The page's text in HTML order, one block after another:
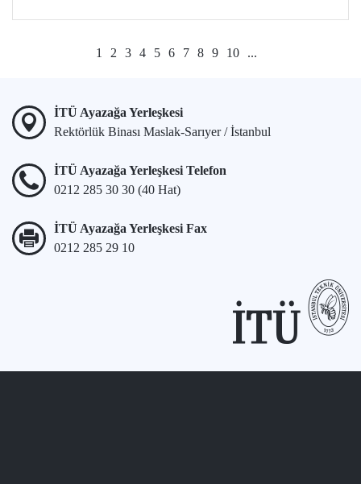
1 2 3 4 5 6 7 8 9 10 ...
İTÜ Ayazağa Yerleşkesi
Rektörlük Binası Maslak-Sarıyer / İstanbul
İTÜ Ayazağa Yerleşkesi Telefon
0212 285 30 30 (40 Hat)
İTÜ Ayazağa Yerleşkesi Fax
0212 285 29 10